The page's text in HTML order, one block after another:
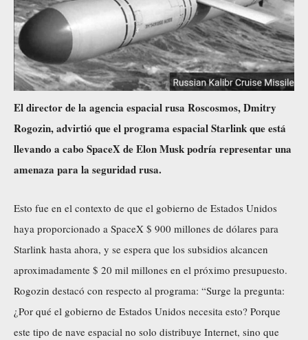
El director de la agencia espacial rusa Roscosmos, Dmitry
Rogozin, advirtió que el programa espacial Starlink que está
llevando a cabo SpaceX de Elon Musk podría representar una
amenaza para la seguridad rusa.
Esto fue en el contexto de que el gobierno de Estados Unidos
haya proporcionado a SpaceX $ 900 millones de dólares para
Starlink hasta ahora, y se espera que los subsidios alcancen
aproximadamente $ 20 mil millones en el próximo presupuesto.
Rogozin destacó con respecto al programa: “Surge la pregunta:
¿Por qué el gobierno de Estados Unidos necesita esto? Porque
este tipo de nave espacial no solo distribuye Internet, sino que